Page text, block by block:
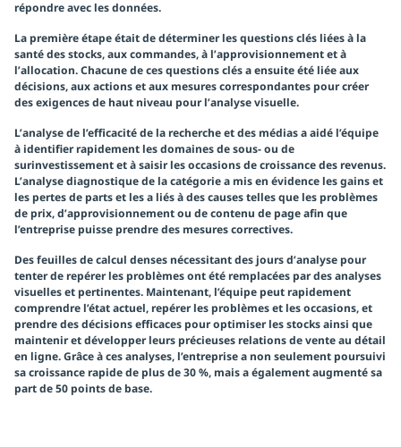
répondre avec les données.
La première étape était de déterminer les questions clés liées à la
santé des stocks, aux commandes, à l’approvisionnement et à
l’allocation. Chacune de ces questions clés a ensuite été liée aux
décisions, aux actions et aux mesures correspondantes pour créer
des exigences de haut niveau pour l’analyse visuelle.
L’analyse de l’efficacité de la recherche et des médias a aidé l’équipe
à identifier rapidement les domaines de sous- ou de
surinvestissement et à saisir les occasions de croissance des revenus.
L’analyse diagnostique de la catégorie a mis en évidence les gains et
les pertes de parts et les a liés à des causes telles que les problèmes
de prix, d’approvisionnement ou de contenu de page afin que
l’entreprise puisse prendre des mesures correctives.
Des feuilles de calcul denses nécessitant des jours d’analyse pour
tenter de repérer les problèmes ont été remplacées par des analyses
visuelles et pertinentes. Maintenant, l’équipe peut rapidement
comprendre l’état actuel, repérer les problèmes et les occasions, et
prendre des décisions efficaces pour optimiser les stocks ainsi que
maintenir et développer leurs précieuses relations de vente au détail
en ligne. Grâce à ces analyses, l’entreprise a non seulement poursuivi
sa croissance rapide de plus de 30 %, mais a également augmenté sa
part de 50 points de base.